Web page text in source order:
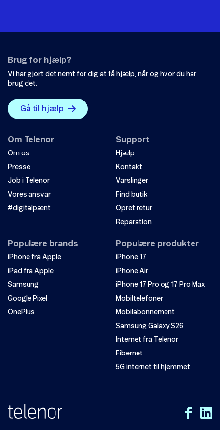
Brug for hjælp?
Vi har gjort det nemt for dig at få hjælp, når og hvor du har
brug det.
Gå til hjælp
Om Telenor
Om os
Presse
Job i Telenor
Vores ansvar
#digitalpænt
Support
Hjælp
Kontakt
Varslinger
Find butik
Opret retur
Reparation
Populære brands
iPhone fra Apple
iPad fra Apple
Samsung
Google Pixel
OnePlus
Populære produkter
iPhone 17
iPhone Air
iPhone 17 Pro og 17 Pro Max
Mobiltelefoner
Mobilabonnement
Samsung Galaxy S26
Internet fra Telenor
Fibernet
5G internet til hjemmet